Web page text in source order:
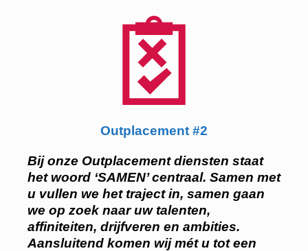
Outplacement #2
Bij onze Outplacement diensten staat
het woord ‘SAMEN’ centraal. Samen met
u vullen we het traject in, samen gaan
we op zoek naar uw talenten,
affiniteiten, drijfveren en ambities.
Aansluitend komen wij mét u tot een